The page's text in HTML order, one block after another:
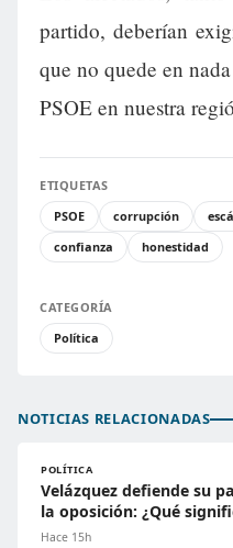
partido, deberían
que no quede en
PSOE en nuestra
ETIQUETAS
PSOE
corrupción
confianza
honestidad
CATEGORÍA
Política
NOTICIAS RELACIONADAS
POLÍTICA
Velázquez defiende su
la oposición: ¿Qué
Hace 15h